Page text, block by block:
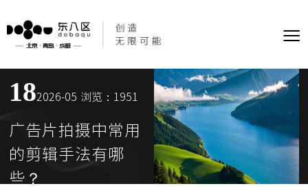
182026-05 浏览：1951
广告片拍摄中常用
的剪辑手法有哪
些？
≡